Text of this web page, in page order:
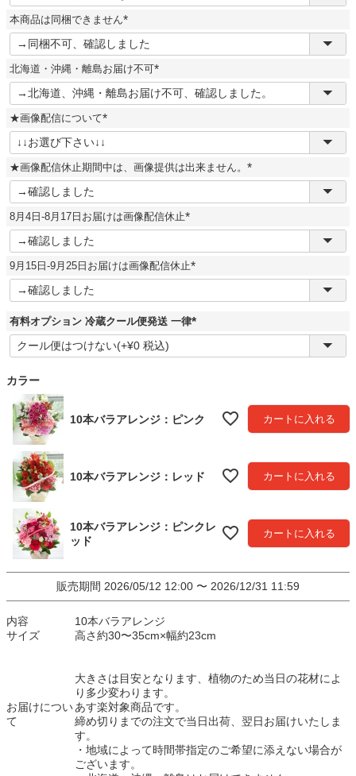
須
)
本商品は同梱できません
(
必
須
)
北海道・沖縄・離島お届け不可
(
必
須
★画像配信について
(
必
須
)
★画像配信休止期間中は、画像提供は出来ません。
(
須
8月4日-8月17日お届けは画像配信休止
(
須
)
9月15日-9月25日お届けは画像配信休止
(
須
)
有料オプション 冷蔵クール便発送 一律
(
須
カラー
10本バラアレンジ：ピンク カートに入れる
10本バラアレンジ：レッド カートに入れる
10本バラアレンジ：ピンクレ
ッド
カートに入れる
販売期間 2026/05/12 12:00 〜 2026/12/31 11:59
内容
10本バラアレンジ
サイズ
高さ約30〜35cm×幅約23cm
大きさは目安となります、植物のため当日の花材によ
り多少変わります。
お届けについ
て
あす楽対象商品です。
締め切りまでの注文で当日出荷、翌日お届けいたしま
す。
・地域によって時間帯指定のご希望に添えない場合が
ございます。